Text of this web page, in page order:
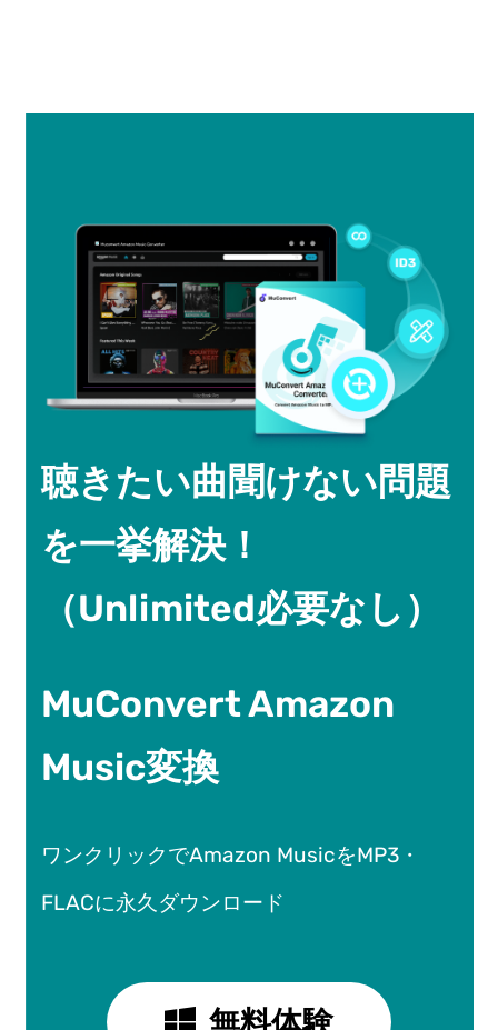
聴きたい曲聞けない問題
を一挙解決！
（Unlimited必要なし）
MuConvert Amazon
Music変換
ワンクリックでAmazon MusicをMP3・
FLACに永久ダウンロード
無料体験